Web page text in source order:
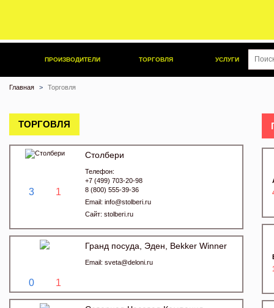
ПРОИЗВОДИТЕЛИ ТОРГОВЛЯ УСЛУГИ
Главная Торговля
ТОРГОВЛЯ
3 1
Cтолбери
Телефон:
+7 (499) 703-20-98
8 (800) 555-39-36
Email: info@stolberi.ru
Сайт: stolberi.ru
0 1
Гранд посуда, Эден, Bekker Winner
Email: sveta@deloni.ru